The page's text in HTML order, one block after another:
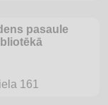
pasaule
161